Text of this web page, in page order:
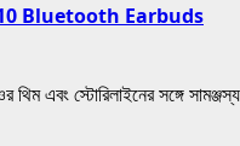
Bluetooth Earbuds
থিম এবং স্টোরিলাইনের সঙ্গে